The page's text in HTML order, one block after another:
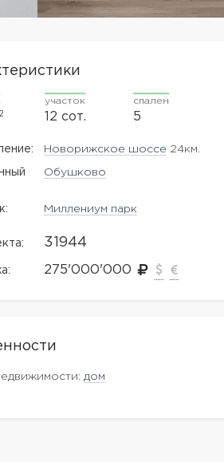
2
участок
12 сот.
спален
5
Новорижское шоссе 24км.
Обушково
Миллениум парк
31944
275'000'000
дом